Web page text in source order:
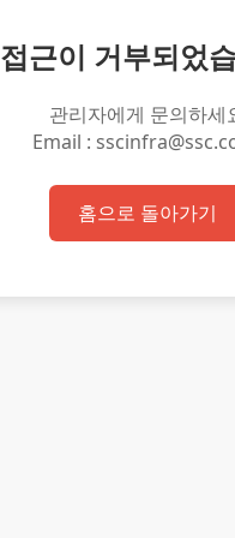
접근이 거부되었
관리자에게 문의하세
Email :
홈으로 돌아가기